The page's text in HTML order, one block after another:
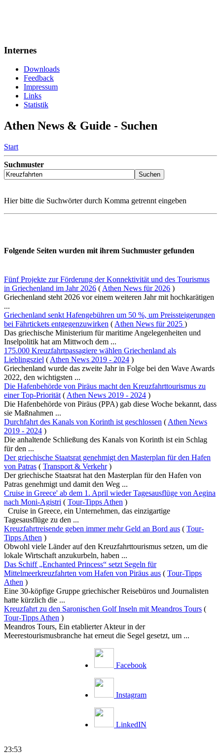
Internes
Downloads
Feedback
Impressum
Links
Statistik
Athen News & Guide - Suchen
Start
Suchmuster
Hier bitte die Suchwörter durch Komma getrennt eingeben
Folgende Seiten wurden mit ihrem Suchmuster gefunden
Fünf Projekte zur Förderung der Konnektivität und des Tourismus
in Griechenland im Jahr 2026 ( Athen News für 2026 )
Griechenland steht 2026 vor einem weiteren Jahr mit hochkarätigen
...
Griechenland senkt Hafengebühren um 50 %, um Preissteigerungen
bei Fährtickets entgegenzuwirken ( Athen News für 2025 )
Das griechische Ministerium für maritime Angelegenheiten und
Inselpolitik hat am Mittwoch dem ...
175.000 Kreuzfahrtpassagiere wählen Griechenland als
Lieblingsziel ( Athen News 2019 - 2024 )
Griechenland wurde das zweite Jahr in Folge bei den Wave Awards
2022, den wichtigsten ...
Die Hafenbehörde von Piräus macht den Kreuzfahrttourismus zu
einer Top-Priorität ( Athen News 2019 - 2024 )
Die Hafenbehörde von Piräus (PPA) gab diese Woche bekannt, dass
sie Maßnahmen ...
Durchfahrt des Kanals von Korinth ist geschlossen ( Athen News
2019 - 2024 )
Die anhaltende Schließung des Kanals von Korinth ist ein Schlag
für den ...
Der griechische Staatsrat genehmigt den Masterplan für den Hafen
von Patras ( Transport & Verkehr)
Der griechische Staatsrat hat den Masterplan für den Hafen von
Patras genehmigt und damit den Weg ...
Cruise in Greece' ab dem 1. April wieder Tagesausflüge von Aegina
nach Moni-Agistri ( Tour-Tipps Athen )
Cruise in Greece, ein Unternehmen, das einzigartige
Tagesausflüge zu den ...
Kreuzfahrtreisende geben immer mehr Geld an Bord aus ( Tour-
Tipps Athen )
Obwohl viele Länder auf den Kreuzfahrttourismus setzen, um die
lokale Wirtschaft anzukurbeln, haben ...
Das Schiff „Enchanted Princess“ setzt Segeln für
Mittelmeerkreuzfahrten vom Hafen von Piräus aus ( Tour-Tipps
Athen )
Eine 30-köpfige Gruppe griechischer Reisebüros und Journalisten
hatte kürzlich die ...
Kreuzfahrt zu den Saronischen Golf Inseln mit Meandros Tours (
Tour-Tipps Athen )
Meandros Tours, Ein etablierter Akteur in der
Meerestourismusbranche hat erneut die Segel gesetzt, um ...
Facebook
Instagram
LinkedIN
23:53